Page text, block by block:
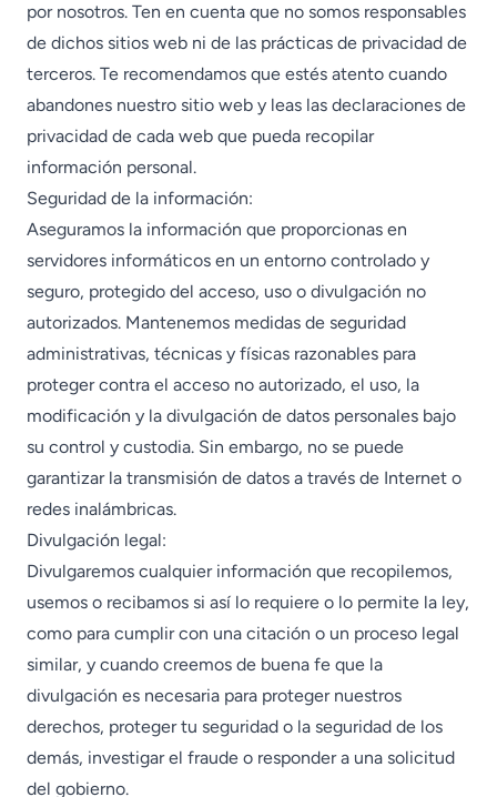
por nosotros. Ten en cuenta que no somos responsables
de dichos sitios web ni de las prácticas de privacidad de
terceros. Te recomendamos que estés atento cuando
abandones nuestro sitio web y leas las declaraciones de
privacidad de cada web que pueda recopilar
información personal.
Seguridad de la información:
Aseguramos la información que proporcionas en
servidores informáticos en un entorno controlado y
seguro, protegido del acceso, uso o divulgación no
autorizados. Mantenemos medidas de seguridad
administrativas, técnicas y físicas razonables para
proteger contra el acceso no autorizado, el uso, la
modificación y la divulgación de datos personales bajo
su control y custodia. Sin embargo, no se puede
garantizar la transmisión de datos a través de Internet o
redes inalámbricas.
Divulgación legal:
Divulgaremos cualquier información que recopilemos,
usemos o recibamos si así lo requiere o lo permite la ley,
como para cumplir con una citación o un proceso legal
similar, y cuando creemos de buena fe que la
divulgación es necesaria para proteger nuestros
derechos, proteger tu seguridad o la seguridad de los
demás, investigar el fraude o responder a una solicitud
del gobierno.